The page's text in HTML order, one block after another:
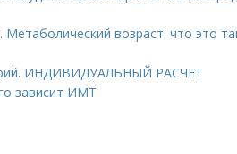
возраст: что это
ИНДИВИДУАЛЬНЫЙ РАСЧЕТ
зависит ИМТ